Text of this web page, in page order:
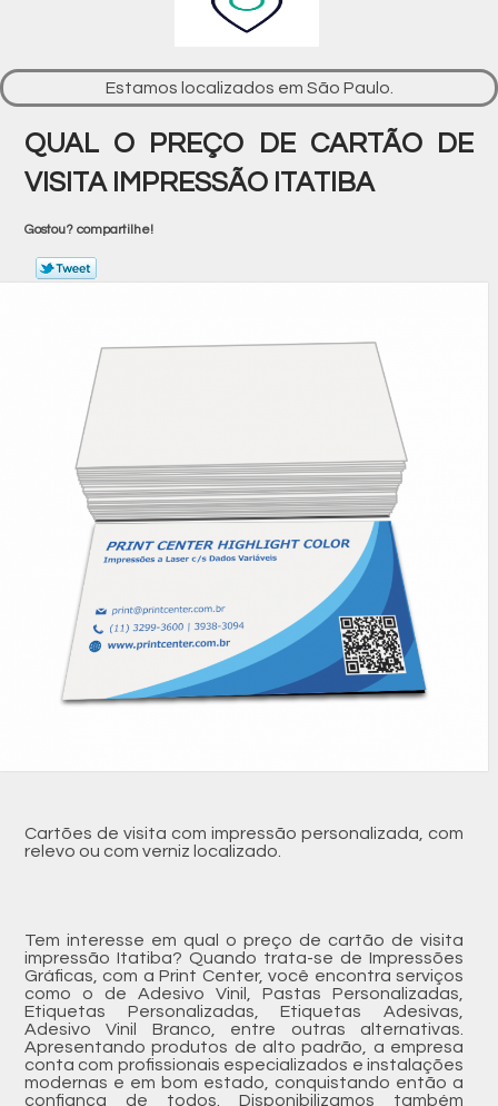
Estamos localizados em São Paulo.
QUAL O PREÇO DE CARTÃO DE
VISITA IMPRESSÃO ITATIBA
Gostou? compartilhe!
Cartões de visita com impressão personalizada, com
relevo ou com verniz localizado.
Tem interesse em qual o preço de cartão de visita
impressão Itatiba? Quando trata-se de Impressões
Gráficas, com a Print Center, você encontra serviços
como o de Adesivo Vinil, Pastas Personalizadas,
Etiquetas Personalizadas, Etiquetas Adesivas,
Adesivo Vinil Branco, entre outras alternativas.
Apresentando produtos de alto padrão, a empresa
conta com profissionais especializados e instalações
modernas e em bom estado, conquistando então a
confiança de todos. Disponibilizamos também